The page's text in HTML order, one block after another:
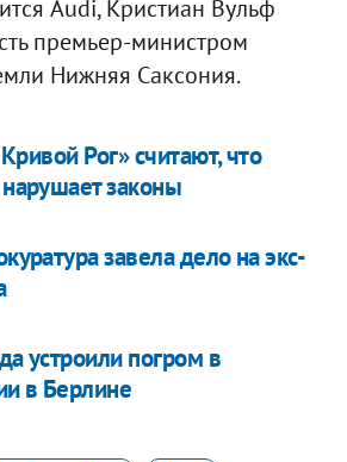
Audi, Кристиан Вульф
премьер-министром
Нижняя Саксония.
Рог» считают, что
законы
завела дело на экс-
устроили погром в
в Берлине